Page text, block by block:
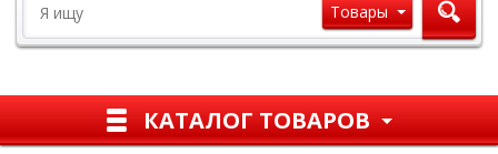
Товары
КАТАЛОГ ТОВАРОВ